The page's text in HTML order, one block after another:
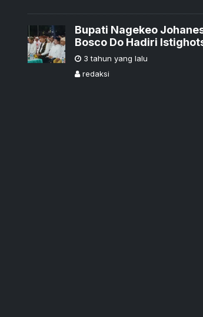
Bupati Nagekeo
Bosco Do Hadiri
Abad Nahdhatul Ulama
3 tahun yang lalu
redaksi